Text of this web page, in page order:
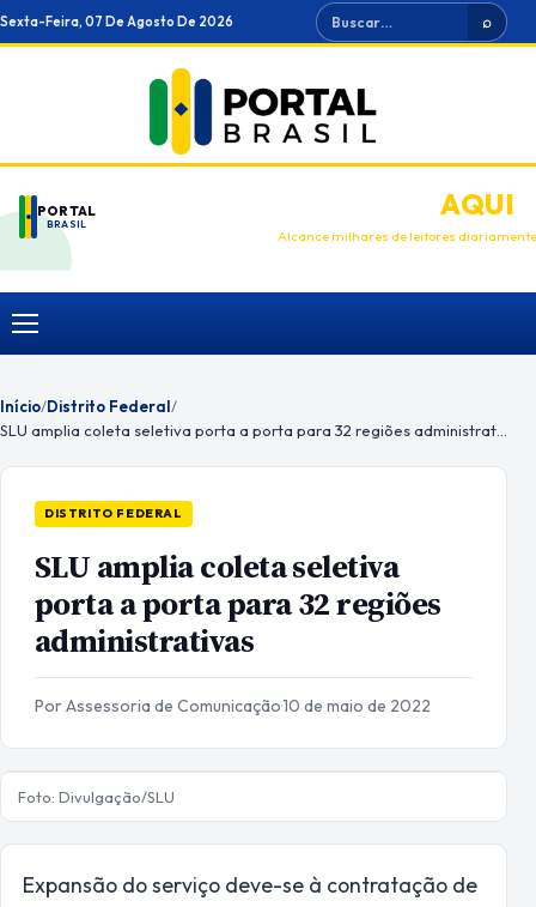
Ir
para
Sexta-Feira, 07 De Agosto De 2026 Buscar ⌕
PORTAL
BRASIL
ANUNCIEAQUI
Alcance milhares de leitores diariamente
Menu
Início/Distrito Federal/
DISTRITO FEDERAL
SLU amplia coleta seletiva
porta a porta para 32 regiões
administrativas
Por Assessoria de Comunicação·10 de maio de 2022
Foto: Divulgação/SLU
Expansão do serviço deve-se à contratação de